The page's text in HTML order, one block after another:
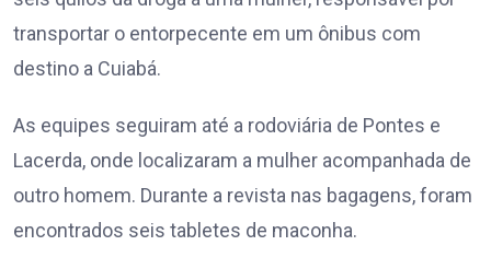
transportar o entorpecente em um ônibus com
destino a Cuiabá.
As equipes seguiram até a rodoviária de Pontes e
Lacerda, onde localizaram a mulher acompanhada de
outro homem. Durante a revista nas bagagens, foram
encontrados seis tabletes de maconha.